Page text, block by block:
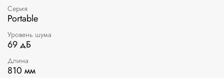
Серия
Portable
Уровень шума
69 дБ
Длина
810 мм